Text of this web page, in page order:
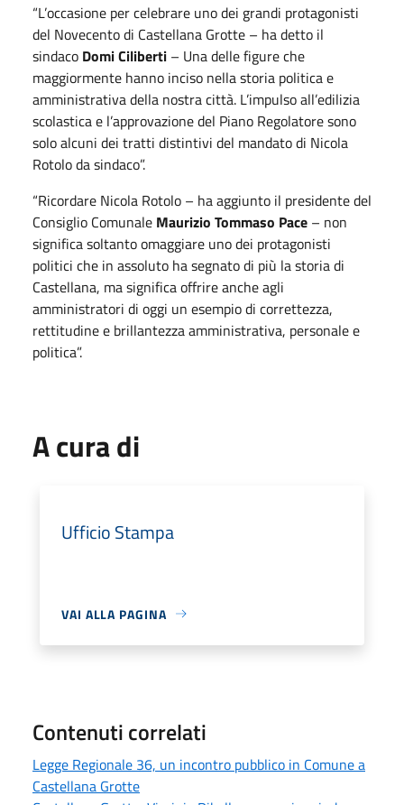
“L’occasione per celebrare uno dei grandi protagonisti
del Novecento di Castellana Grotte – ha detto il
sindaco Domi Ciliberti – Una delle figure che
maggiormente hanno inciso nella storia politica e
amministrativa della nostra città. L’impulso all’edilizia
scolastica e l’approvazione del Piano Regolatore sono
solo alcuni dei tratti distintivi del mandato di Nicola
Rotolo da sindaco”.
“Ricordare Nicola Rotolo – ha aggiunto il presidente del
Consiglio Comunale Maurizio Tommaso Pace – non
significa soltanto omaggiare uno dei protagonisti
politici che in assoluto ha segnato di più la storia di
Castellana, ma significa offrire anche agli
amministratori di oggi un esempio di correttezza,
rettitudine e brillantezza amministrativa, personale e
politica”.
A cura di
Ufficio Stampa
VAI ALLA PAGINA
Contenuti correlati
Legge Regionale 36, un incontro pubblico in Comune a
Castellana Grotte